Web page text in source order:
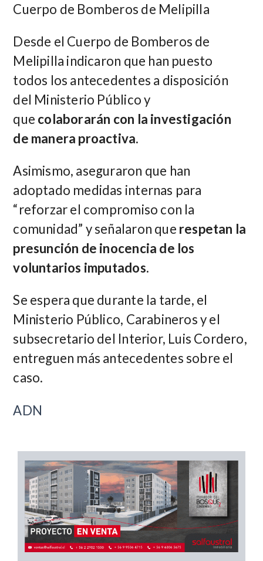
Cuerpo de Bomberos de Melipilla
Desde el Cuerpo de Bomberos de
Melipilla indicaron que han puesto
todos los antecedentes a disposición
del Ministerio Público y
que colaborarán con la investigación
de manera proactiva.
Asimismo, aseguraron que han
adoptado medidas internas para
“reforzar el compromiso con la
comunidad” y señalaron que respetan la
presunción de inocencia de los
voluntarios imputados.
Se espera que durante la tarde, el
Ministerio Público, Carabineros y el
subsecretario del Interior, Luis Cordero,
entreguen más antecedentes sobre el
caso.
ADN